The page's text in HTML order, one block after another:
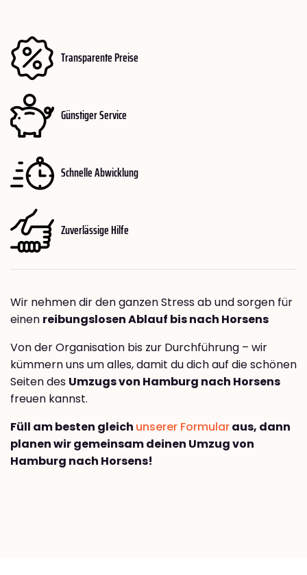
Transparente Preise
Günstiger Service
Schnelle Abwicklung
Zuverlässige Hilfe
Wir nehmen dir den ganzen Stress ab und sorgen für
einen reibungslosen Ablauf bis nach Horsens
Von der Organisation bis zur Durchführung – wir
kümmern uns um alles, damit du dich auf die schönen
Seiten des Umzugs von Hamburg nach Horsens
freuen kannst.
Füll am besten gleich unserer Formularaus, dann
planen wir gemeinsam deinen Umzug von
Hamburg nach Horsens!